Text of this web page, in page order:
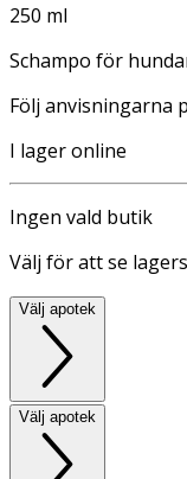
250 ml
Schampo för
Följ anvisningarna
I lager online
Ingen vald butik
Välj för att se
Välj apotek
Välj apotek